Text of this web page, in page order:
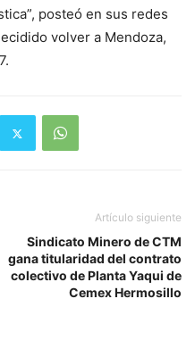
posteó en sus redes
volver a Mendoza,
Artículo siguiente
Sindicato Minero de CTM
gana titularidad del contrato
colectivo de Planta Yaqui de
Cemex Hermosillo